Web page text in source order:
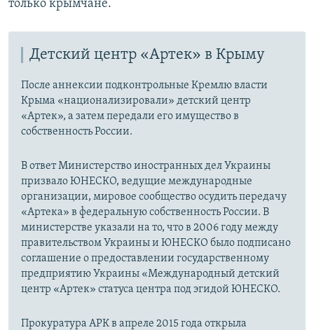
только крымчане.
Детский центр «Артек» в Крыму
После аннексии подконтрольные Кремлю власти
Крыма «национализировали» детский центр
«Артек», а затем передали его имущество в
собственность России.
В ответ Министерство иностранных дел Украины
призвало ЮНЕСКО, ведущие международные
организации, мировое сообщество осудить передачу
«Артека» в федеральную собственность России. В
министерстве указали на то, что в 2006 году между
правительством Украины и ЮНЕСКО было подписано
соглашение о предоставлении государственному
предприятию Украины «Международный детский
центр «Артек» статуса центра под эгидой ЮНЕСКО.
Прокуратура АРК в апреле 2015 года открыла